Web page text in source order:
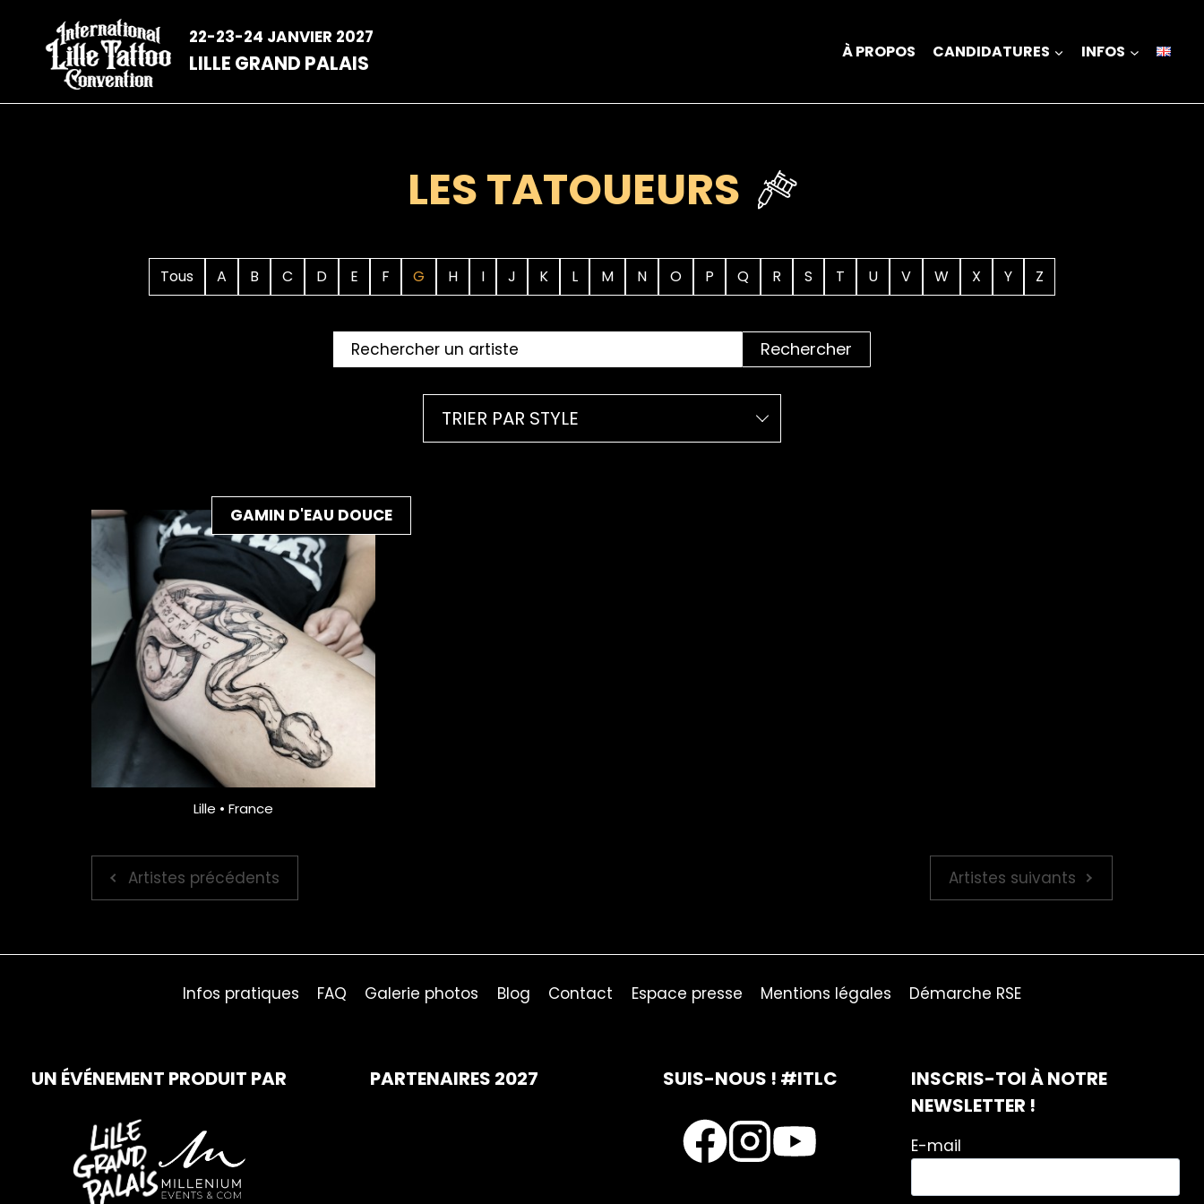
contenu
22-23-24 JANVIER 2027
LILLE GRAND PALAIS À PROPOS CANDIDATURES INFOS
LES TATOUEURS
Tous A B C D E F G H I J K L M N O P Q R S T U V W X Y Z
Rechercher
TRIER PAR STYLE
GAMIN D'EAU DOUCE
Lille • France
Artistes précédents Artistes suivants
Infos pratiques FAQ Galerie photos Blog Contact Espace presse Mentions légales Démarche RSE
UN ÉVÉNEMENT PRODUIT PAR PARTENAIRES 2027 SUIS-NOUS ! #ITLC
INSCRIS-TOI À NOTRE
NEWSLETTER !
E-mail